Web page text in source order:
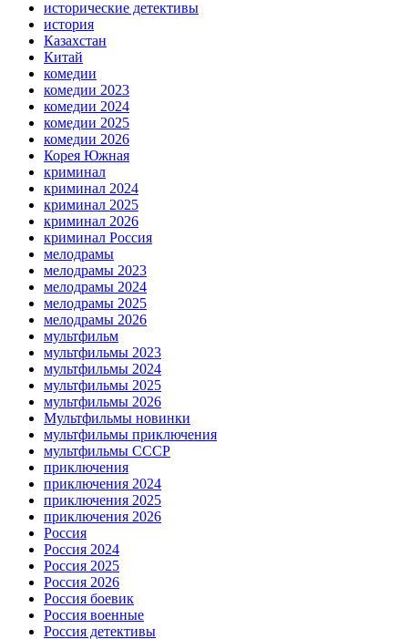
исторические детективы
история
Казахстан
Китай
комедии
комедии 2023
комедии 2024
комедии 2025
комедии 2026
Корея Южная
криминал
криминал 2024
криминал 2025
криминал 2026
криминал Россия
мелодрамы
мелодрамы 2023
мелодрамы 2024
мелодрамы 2025
мелодрамы 2026
мультфильм
мультфильмы 2023
мультфильмы 2024
мультфильмы 2025
мультфильмы 2026
Мультфильмы новинки
мультфильмы приключения
мультфильмы СССР
приключения
приключения 2024
приключения 2025
приключения 2026
Россия
Россия 2024
Россия 2025
Россия 2026
Россия боевик
Россия военные
Россия детективы